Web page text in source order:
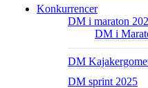
Konkurrencer
DM i maraton
DM i
DM
DM sprint 2025